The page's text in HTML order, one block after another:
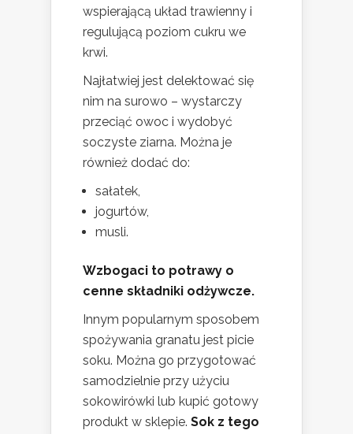
wspierającą układ trawienny i
regulującą poziom cukru we
krwi.
Najłatwiej jest delektować się
nim na surowo – wystarczy
przeciąć owoc i wydobyć
soczyste ziarna. Można je
również dodać do:
sałatek,
jogurtów,
musli.
Wzbogaci to potrawy o
cenne składniki odżywcze.
Innym popularnym sposobem
spożywania granatu jest picie
soku. Można go przygotować
samodzielnie przy użyciu
sokowirówki lub kupić gotowy
produkt w sklepie. Sok z tego